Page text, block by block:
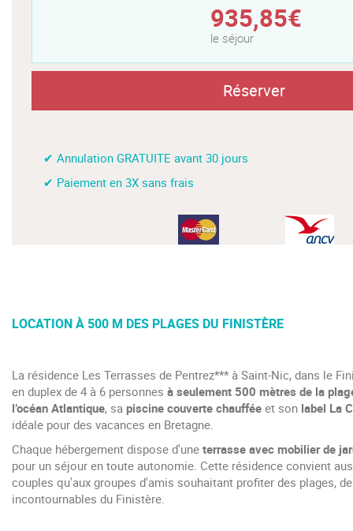
LOCATION À 500 M DES PLAGES DU FINISTÈRE
La résidence Les Terrasses de Pentrez*** à Saint-Nic, dans le
en duplex de 4 à 6 personnes à seulement 500 mètres de la
l’océan Atlantique, sa piscine couverte chauffée et son label La
idéale pour des vacances en Bretagne.
Chaque hébergement dispose d'une terrasse avec mobilier de
pour un séjour en toute autonomie. Cette résidence convient
couples qu'aux groupes d'amis souhaitant profiter des plages,
incontournables du Finistère.
935,85€
le séjour
Réserver
✔ Annulation GRATUITE avant 30 jours
✔ Paiement en 3X sans frais